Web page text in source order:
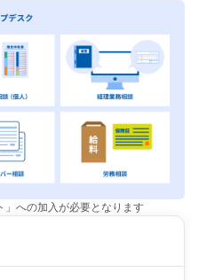
への加入が必要となります